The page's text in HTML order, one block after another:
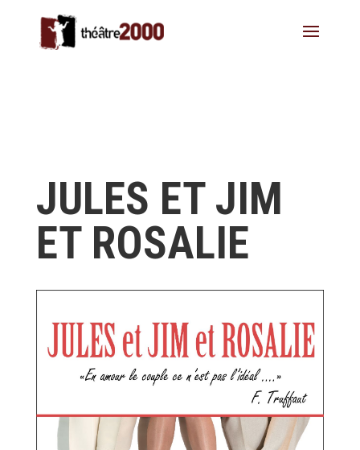
JULES ET JIM
ET ROSALIE